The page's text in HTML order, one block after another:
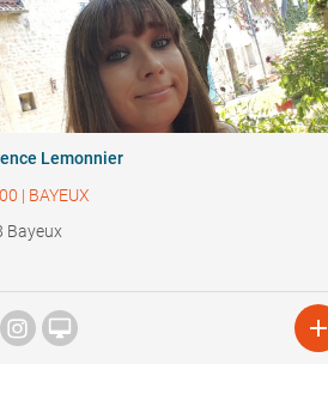
Lemonnier
| BAYEUX
Bayeux
 